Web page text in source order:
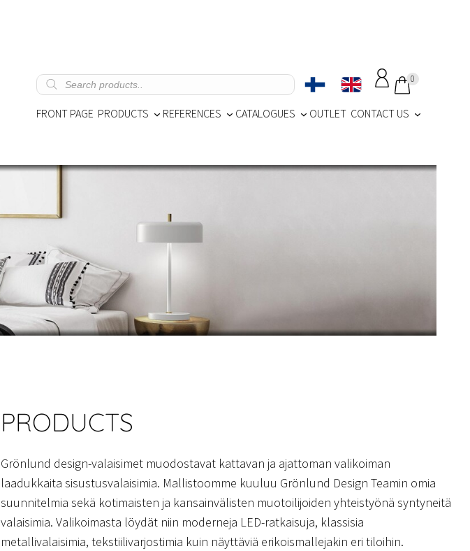
Products
search
0
FRONT PAGE PRODUCTS REFERENCES CATALOGUES OUTLET CONTACT US
PRODUCTS
Grönlund design-valaisimet muodostavat kattavan ja ajattoman valikoiman
laadukkaita sisustusvalaisimia. Mallistoomme kuuluu Grönlund Design Teamin omia
suunnitelmia sekä kotimaisten ja kansainvälisten muotoilijoiden yhteistyönä syntyneitä
valaisimia. Valikoimasta löydät niin moderneja LED-ratkaisuja, klassisia
metallivalaisimia, tekstiilivarjostimia kuin näyttäviä erikoismallejakin eri tiloihin.